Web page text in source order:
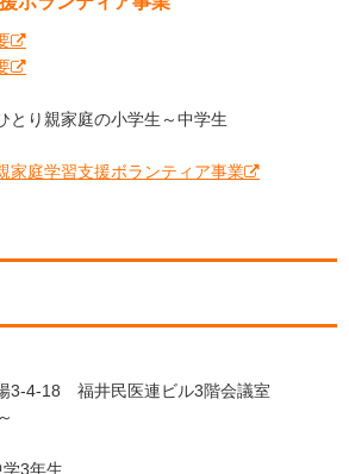
り親家庭の小学生～中学生
家庭学習支援ボランティア事業
3-4-18 福井民医連ビル3階会議室
3年生